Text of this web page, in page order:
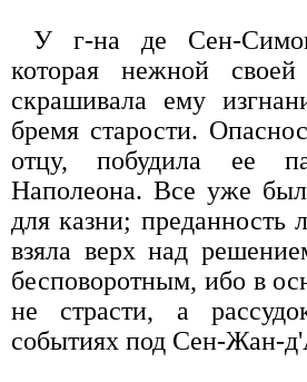
У г-на де Сен-
которая нежной своей
скрашивала ему
бремя старости.
отцу, побудила ее
Наполеона. Все уже
для казни; преданность
взяла верх над
бесповоротным, ибо в
не страсти, а
событиях под Сен-Жан-